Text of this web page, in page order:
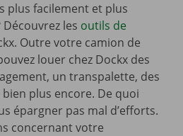
plus facilement et plus
les outils de
Outre votre camion de
louer chez Dockx des
un transpalette, des
plus encore. De quoi
épargner pas mal d’efforts.
concernant votre